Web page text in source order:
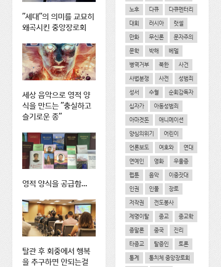
"세대"의 의미를 교묘히
왜곡시킨 중앙장로회
세상 음악으로 영적 양
식을 만드는 "충실하고
슬기로운 종"
영적 양식을 공급함...
탈관 후 회중에서 행복
을 추구하면 안되는걸
노후 다큐 다큐멘터리
대회 러시아 럿셀
만화 무신론 문자주의
문학 박해 베델
병역거부 북한 사건
사법분쟁 사전 성범죄
성서 수혈 순회감독자
십자가 아동성범죄
아마겟돈 애니메이션
양심의위기 어린이
언론보도 여호와 연대
연예인 영화 우울증
웹툰 음악 이중잣대
인권 인물 장로
저작권 전도봉사
제명이탈 종교 종교학
종말론 중국 진리
타종교 탈증인 토론
통계 통치체 중앙장로회